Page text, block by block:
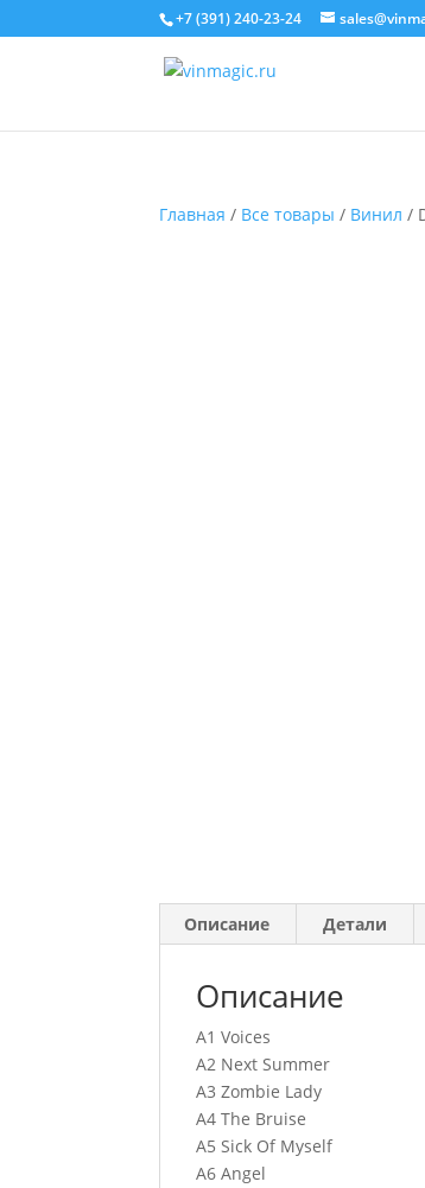
+7 (391) 240-23-24
Главная / Все товары / Винил /
Описание Детали
Описание
A1 Voices
A2 Next Summer
A3 Zombie Lady
A4 The Bruise
A5 Sick Of Myself
A6 Angel